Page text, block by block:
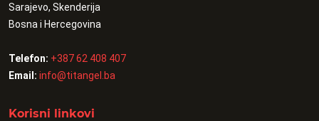
Sarajevo, Skenderija
Bosna i Hercegovina
Telefon: +387 62 408 407
Email: info@titangel.ba
Korisni linkovi